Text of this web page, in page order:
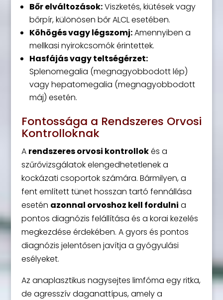
Bőr elváltozások:Viszketés, kiütések vagy
bőrpír, különösen bőr ALCL esetében.
Köhögés vagy légszomj:Amennyiben a
mellkasi nyirokcsomók érintettek.
Hasfájás vagy teltségérzet:
Splenomegalia (megnagyobbodott lép)
vagy hepatomegalia (megnagyobbodott
máj) esetén.
Fontossága a Rendszeres Orvosi
Kontrolloknak
A rendszeres orvosi kontrollokés a
szűrővizsgálatok elengedhetetlenek a
kockázati csoportok számára. Bármilyen, a
fent említett tünet hosszan tartó fennállása
esetén azonnal orvoshoz kell fordulni a
pontos diagnózis felállítása és a korai kezelés
megkezdése érdekében. A gyors és pontos
diagnózis jelentősen javítja a gyógyulási
esélyeket.
Az anaplasztikus nagysejtes limfóma egy ritka,
de agresszív daganattípus, amely a